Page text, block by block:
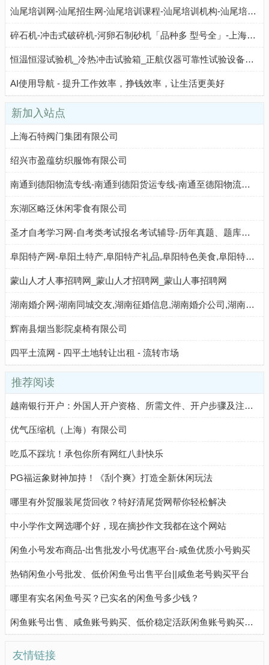
汕尾培训网-汕尾招生网-汕尾培训课程-汕尾培训机构-汕尾培训指南网
碎石机-冲击式破碎机-河卵石制砂机「品种多 型号全」-上海东蒙路桥机械-上海东蒙路桥
恒温恒湿试验机_冷热冲击试验箱_正航仪器可靠性试验设备厂家
AI使用导航 - 提升工作效率，挣钱效率，让生活更美好
新加入站点
上海石特阀门集团有限公司
绍兴市盈蕴纺织服饰有限公司
南通到德阳物流专线-南通到德阳货运专线-南通至德阳物流公司-就发物流网
东湖区略泛休闲零食有限公司
圣才自考学习网-自考类考试报名考试辅导-历年真题、题库、考前冲刺、全套资料考试复习资料
阜阳特产网-阜阳土特产,阜阳特产礼品,阜阳特色美食,阜阳特产专卖店,阜阳特产批发市场
蒙山人才人事招聘网_蒙山人才招聘网_蒙山人事招聘网
湖南婚介网-湖南同城交友,湖南征婚信息,湖南婚介公司,湖南相亲找对象,湖南相亲交友网站
辉南县烟当影院桌椅有限公司
四平土流网 - 四平土地转让出租 - 流转市场
推荐阅读
越南银行开户：外国人开户资格、所需文件、开户步骤及注意事项
优气压缩机（上海）有限公司
吃瓜不踩坑！承包你所有网红八卦快乐
PG福运象财神加持！《刮个爽》打造全新休闲玩法
哪里有外贸服装尾货回收？特好清尾货网帮你轻松解决
中小学作文网选哪个好，现在摘抄作文我都在这个网站
闲鱼小号发布商品-出售批发小号优惠平台-咸鱼优质小号购买
热销闲鱼小号批发、低价闲鱼号出售平台||咸鱼老号购买平台
哪里有实名闲鱼号买？已实名的闲鱼号多少钱？
闲鱼账号出售、咸鱼账号购买、低价稳定活跃闲鱼账号购买流程
友情链接